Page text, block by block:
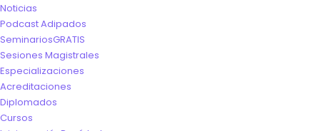
Noticias
Podcast Adipados
SeminariosGRATIS
Sesiones Magistrales
Especializaciones
Acreditaciones
Diplomados
Cursos